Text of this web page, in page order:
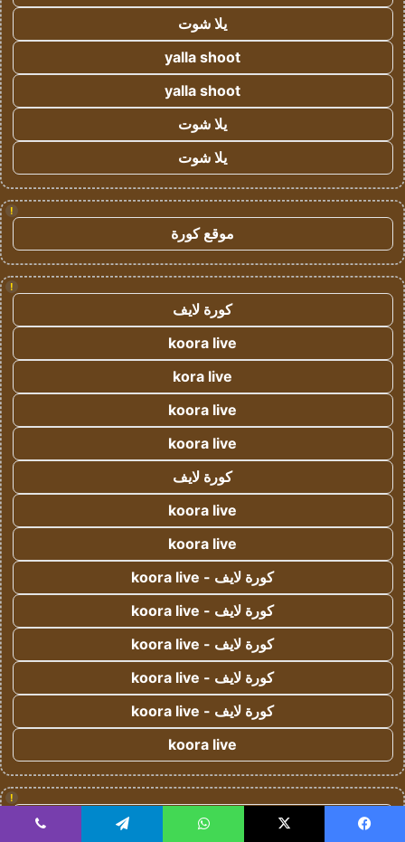
يلا شوت
yalla shoot
yalla shoot
يلا شوت
يلا شوت
!
موقع كورة
!
كورة لايف
koora live
kora live
koora live
koora live
كورة لايف
koora live
koora live
كورة لايف - koora live
كورة لايف - koora live
كورة لايف - koora live
كورة لايف - koora live
كورة لايف - koora live
koora live
!
يلا شوت